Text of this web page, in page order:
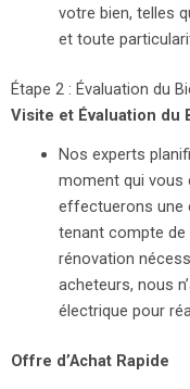
votre bien, telles
et toute
Étape 2 : Évaluation du
Visite et Évaluation du
Nos experts
moment qui vous
effectuerons une
tenant compte
rénovation
acheteurs, nous
électrique pour
Offre d’Achat Rapide